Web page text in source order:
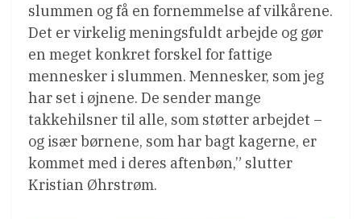
slummen og få en fornemmelse af vilkårene.
Det er virkelig meningsfuldt arbejde og gør
en meget konkret forskel for fattige
mennesker i slummen. Mennesker, som jeg
har set i øjnene. De sender mange
takkehilsner til alle, som støtter arbejdet –
og især børnene, som har bagt kagerne, er
kommet med i deres aftenbøn,” slutter
Kristian Øhrstrøm.